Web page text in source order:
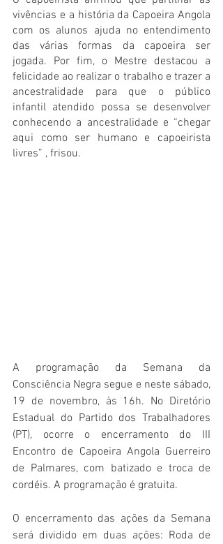
vivências e a história da Capoeira Angola
com os alunos ajuda no entendimento
das várias formas da capoeira ser
jogada. Por fim, o Mestre destacou a
felicidade ao realizar o trabalho e trazer a
ancestralidade para que o público
infantil atendido possa se desenvolver
conhecendo a ancestralidade e “chegar
aqui como ser humano e capoeirista
livres” , frisou.
A programação da Semana da
Consciência Negra segue e neste sábado,
19 de novembro, às 16h. No Diretório
Estadual do Partido dos Trabalhadores
(PT), ocorre o encerramento do III
Encontro de Capoeira Angola Guerreiro
de Palmares, com batizado e troca de
cordéis. A programação é gratuita.
O encerramento das ações da Semana
será dividido em duas ações: Roda de